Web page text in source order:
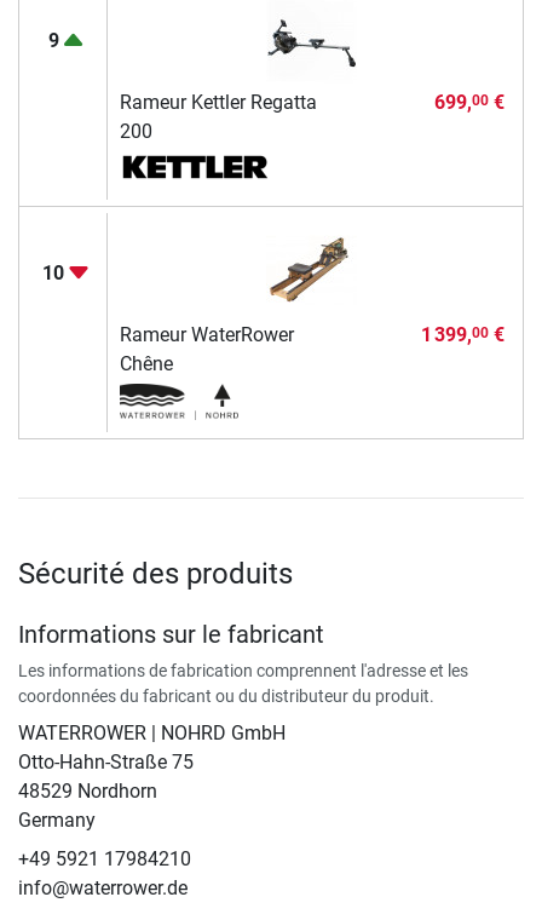
9
Rameur Kettler Regatta
200
699,00€
10
Rameur WaterRower
Chêne
1 399,00€
Sécurité des produits
Informations sur le fabricant
Les informations de fabrication comprennent l'adresse et les
coordonnées du fabricant ou du distributeur du produit.
WATERROWER | NOHRD GmbH
Otto-Hahn-Straße 75
48529 Nordhorn
Germany
+49 5921 17984210
info@waterrower.de